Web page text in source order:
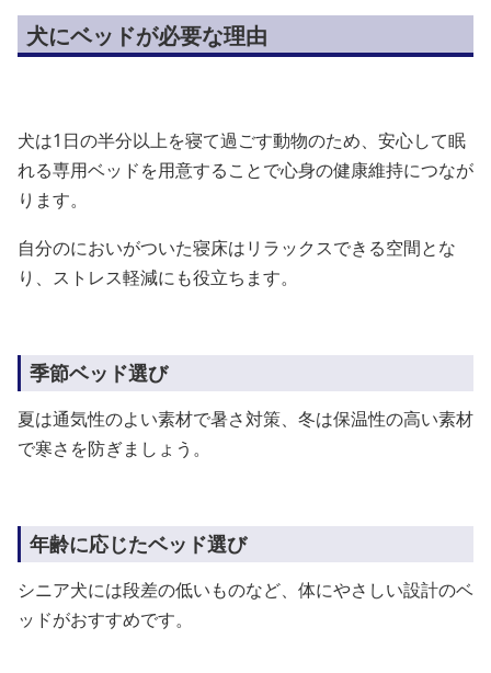
犬にベッドが必要な理由
犬は1日の半分以上を寝て過ごす動物のため、安心して眠
れる専用ベッドを用意することで心身の健康維持につなが
ります。
自分のにおいがついた寝床はリラックスできる空間とな
り、ストレス軽減にも役立ちます。
季節ベッド選び
夏は通気性のよい素材で暑さ対策、冬は保温性の高い素材
で寒さを防ぎましょう。
年齢に応じたベッド選び
シニア犬には段差の低いものなど、体にやさしい設計のベ
ッドがおすすめです。